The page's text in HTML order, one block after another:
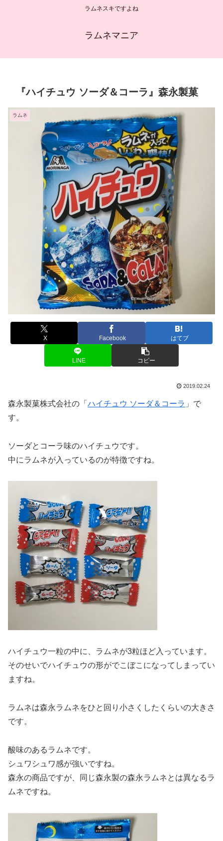
ラムネスキですよね
ラムネマニア
『ハイチュウ ソーダ＆コーラ』森永製菓
ラムネ
X Facebook はてブ
LINE コピー
2019.02.24
森永製菓株式会社の「 ハイチュウ ソーダ＆コーラ 」で
す。
ソーダとコーラ味のハイチュウです。
中にラムネが入っているのが特徴ですね。
ハイチュウ一粒の中に、ラムネが3粒ほど入っています。
そのせいでハイチュウの形がでこぼこになってしまってい
ますね。
ラムネは森永ラムネをひと回り小さくしたくらいの大きさ
です。
酸味のあるラムネです。
シュワシュワ感が強いですね。
森永の商品ですが、同じ森永製の森永ラムネとは異なるラ
ムネですね。